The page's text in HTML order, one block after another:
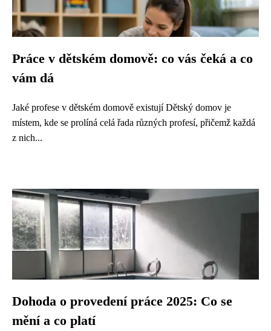
Práce v dětském domově: co vás čeká a co
vám dá
Jaké profese v dětském domově existují Dětský domov je
místem, kde se prolíná celá řada různých profesí, přičemž každá
z nich...
Dohoda o provedení práce 2025: Co se
mění a co platí